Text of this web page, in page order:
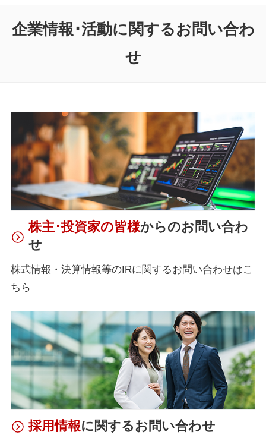
企業情報･活動に関するお問い合わ
せ
株主･投資家の皆様からのお問い合わ
せ
株式情報・決算情報等のIRに関するお問い合わせはこ
ちら
採用情報に関するお問い合わせ